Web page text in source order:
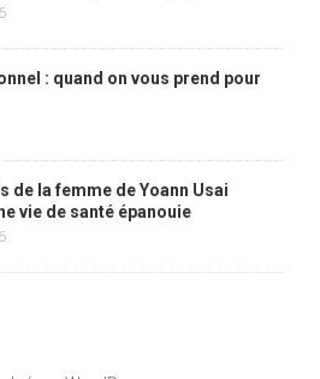
: quand on vous prend pour
de la femme de Yoann Usai
vie de santé épanouie